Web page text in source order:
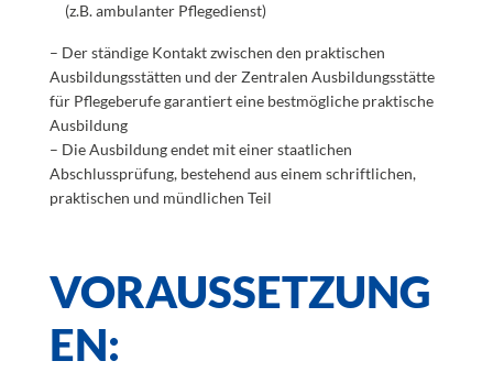
(z.B. ambulanter Pflegedienst)
– Der ständige Kontakt zwischen den praktischen
Ausbildungsstätten und der Zentralen Ausbildungsstätte
für Pflegeberufe garantiert eine bestmögliche praktische
Ausbildung
– Die Ausbildung endet mit einer staatlichen
Abschlussprüfung, bestehend aus einem schriftlichen,
praktischen und mündlichen Teil
VORAUSSETZUNG
EN: